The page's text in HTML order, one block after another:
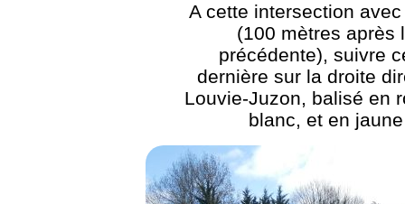
A cette intersection
(100 mètres après
précédente), suivre
dernière sur la droite
Louvie-Juzon, balisé en
blanc, et en jaune